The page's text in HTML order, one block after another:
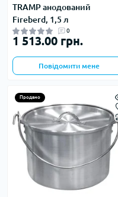
TRAMP анодований
Fireberd, 1,5 л
0
1 513.00 грн.
Повідомити мене
Продано